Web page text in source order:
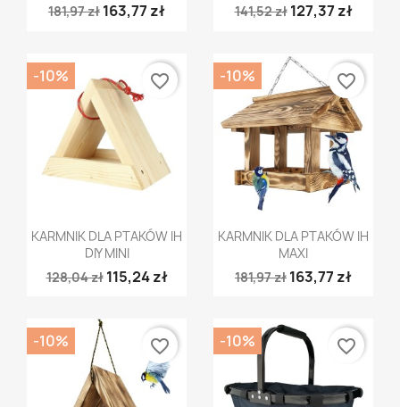
181,97 zł 163,77 zł
141,52 zł 127,37 zł
Szybki podgląd
KARMNIK DLA PTAKÓW IH
DIY MINI
128,04 zł 115,24 zł
-10% favorite_border
Szybki podgląd
KARMNIK DLA PTAKÓW IH
MAXI
181,97 zł 163,77 zł
-10% favorite_border
-10% favorite_border -10% favorite_border